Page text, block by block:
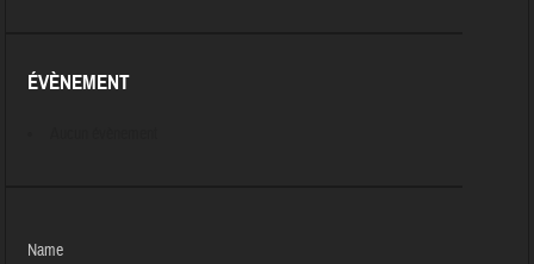
ÉVÈNEMENT
Name